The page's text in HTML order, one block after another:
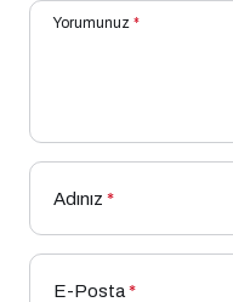
Yorumunuz *
Adınız *
E-Posta*